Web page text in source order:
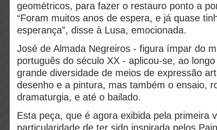
geométricos, para fazer o restauro ponto a
“Foram muitos anos de espera, e já quase
esperança”, disse à Lusa, emocionada.
José de Almada Negreiros - figura ímpar do
português do século XX - aplicou-se, ao
grande diversidade de meios de expressão
desenho e a pintura, mas também o ensaio,
dramaturgia, e até o bailado.
Esta peça, que é agora exibida pela primeira
particularidade de ter sido inspirada pelos